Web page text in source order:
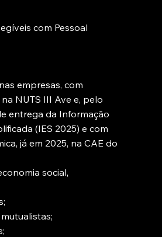
com Pessoal
empresas, com
NUTS III Ave e, pelo
entrega da Informação
(IES 2025) e com
já em 2025, na CAE do
social,